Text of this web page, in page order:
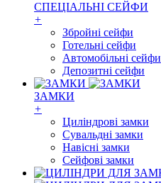
СПЕЦІАЛЬНІ СЕЙФИ
+
Збройні сейфи
Готельні сейфи
Автомобільні сейфи
Депозитні сейфи
ЗАМКИ
+
Циліндрові замки
Сувальдні замки
Навісні замки
Сейфові замки